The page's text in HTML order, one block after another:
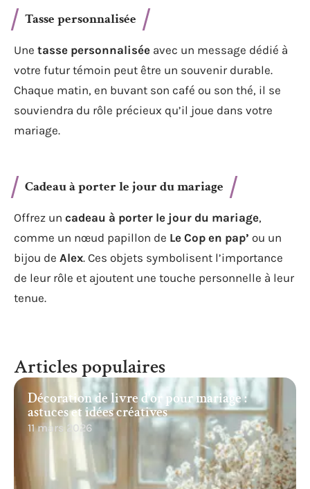
Tasse personnalisée
Une tasse personnalisée avec un message dédié à
votre futur témoin peut être un souvenir durable.
Chaque matin, en buvant son café ou son thé, il se
souviendra du rôle précieux qu’il joue dans votre
mariage.
Cadeau à porter le jour du mariage
Offrez un cadeau à porter le jour du mariage,
comme un nœud papillon de Le Cop en pap’ ou un
bijou de Alex. Ces objets symbolisent l’importance
de leur rôle et ajoutent une touche personnelle à leur
tenue.
Articles populaires
Décoration de livre d’or pour mariage :
astuces et idées créatives
11 mars 2026